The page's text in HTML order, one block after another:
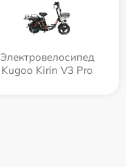
Электровелосипед
Kugoo Kirin V3 Pro